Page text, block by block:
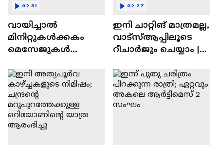
വായിച്ചാൽ
മിനിറ്റുകൾക്കകം
മെസേജുകള്‍
WhatsApp | Tech Talk
02:31
ഇനി ചാറ്റിങ് മാത്രമല്ല,
വാട്‌സ്‌ആപ്പിലൂടെ
റീചാർജും ചെയ്യാം |
Tech Talk
02:27